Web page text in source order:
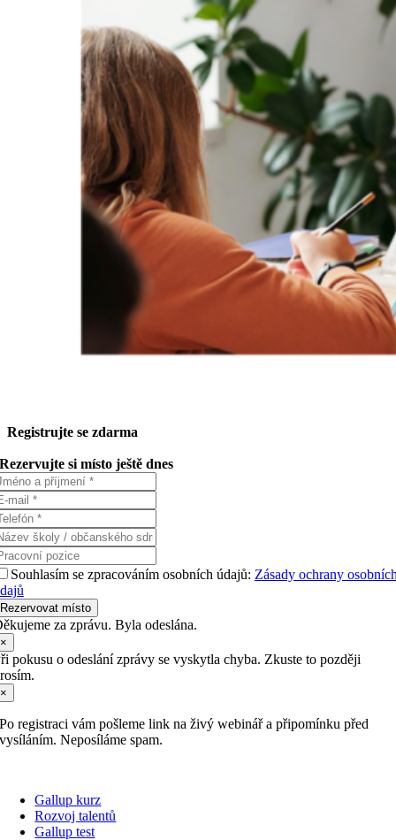
Registrujte se zdarma
Rezervujte si místo ještě dnes
Souhlasím se zpracováním osobních údajů: Zásady ochrany
Rezervovat místo
za zprávu. Byla odeslána.
×
pokusu o odeslání zprávy se vyskytla chyba. Zkuste to později
×
Po registraci vám pošleme link na živý webinář a připomínku před
vysíláním. Neposíláme spam.
Gallup kurz
Rozvoj talentů
Gallup test